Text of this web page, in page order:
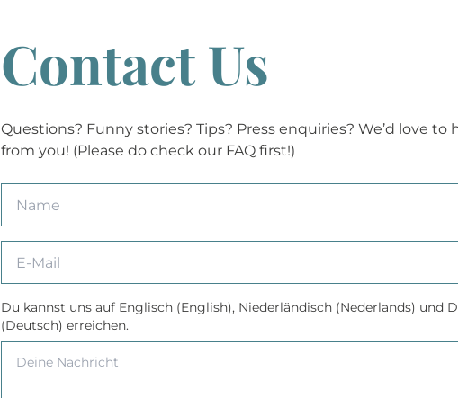
Contact Us
Questions? Funny stories? Tips? Press enquiries? We’d love to
from you! (Please do check our FAQ first!)
Du kannst uns auf Englisch (English), Niederländisch (Nederlands) und
(Deutsch) erreichen.